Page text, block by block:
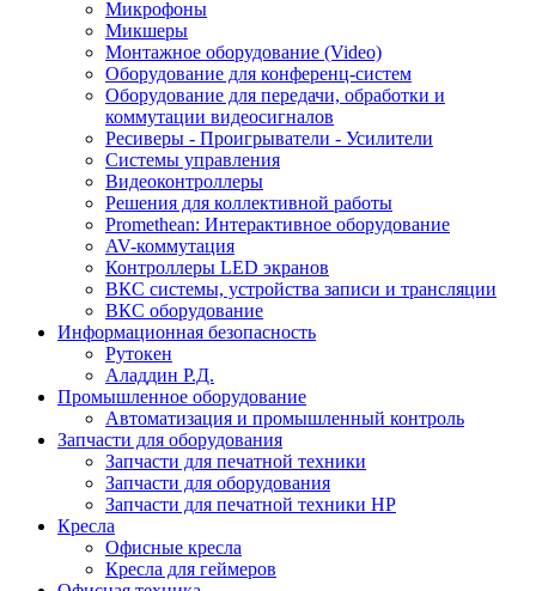
Микрофоны
Микшеры
Монтажное оборудование (Video)
Оборудование для конференц-систем
Оборудование для передачи, обработки и
коммутации видеосигналов
Ресиверы - Проигрыватели - Усилители
Системы управления
Видеоконтроллеры
Решения для коллективной работы
Promethean: Интерактивное оборудование
AV-коммутация
Контроллеры LED экранов
ВКС системы, устройства записи и трансляции
ВКС оборудование
Информационная безопасность
Рутокен
Аладдин Р.Д.
Промышленное оборудование
Автоматизация и промышленный контроль
Запчасти для оборудования
Запчасти для печатной техники
Запчасти для оборудования
Запчасти для печатной техники HP
Кресла
Офисные кресла
Кресла для геймеров